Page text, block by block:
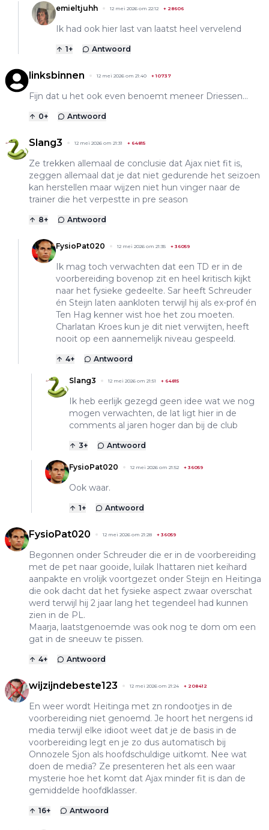
emieltjuhh 12 mei 2026 om 22:12 + 28606
Ik had ook hier last van laatst heel vervelend
1+ Antwoord
linksbinnen 12 mei 2026 om 21:40 +10737
Fijn dat u het ook even benoemt meneer Driessen...
0+ Antwoord
Slang3 12 mei 2026 om 21:31 + 64815
Ze trekken allemaal de conclusie dat Ajax niet fit is,
zeggen allemaal dat je dat niet gedurende het seizoen
kan herstellen maar wijzen niet hun vinger naar de
trainer die het verpestte in pre season
8+ Antwoord
FysioPat020 12 mei 2026 om 21:35 + 36059
Ik mag toch verwachten dat een TD er in de
voorbereiding bovenop zit en heel kritisch kijkt
naar het fysieke gedeelte. Sar heeft Schreuder
én Steijn laten aankloten terwijl hij als ex-prof én
Ten Hag kenner wist hoe het zou moeten.
Charlatan Kroes kun je dit niet verwijten, heeft
nooit op een aannemelijk niveau gespeeld.
4+ Antwoord
Slang3 12 mei 2026 om 21:51 + 64815
Ik heb eerlijk gezegd geen idee wat we nog
mogen verwachten, de lat ligt hier in de
comments al jaren hoger dan bij de club
3+ Antwoord
FysioPat020 12 mei 2026 om 21:52 + 36059
Ook waar.
1+ Antwoord
FysioPat020 12 mei 2026 om 21:28 + 36059
Begonnen onder Schreuder die er in de voorbereiding
met de pet naar gooide, luilak Ihattaren niet keihard
aanpakte en vrolijk voortgezet onder Steijn en Heitinga
die ook dacht dat het fysieke aspect zwaar overschat
werd terwijl hij 2 jaar lang het tegendeel had kunnen
zien in de PL.
Maarja, laatstgenoemde was ook nog te dom om een
gat in de sneeuw te pissen.
4+ Antwoord
wijzijndebeste123 12 mei 2026 om 21:24 + 208412
En weer wordt Heitinga met zn rondootjes in de
voorbereiding niet genoemd. Je hoort het nergens id
media terwijl elke idioot weet dat je de basis in de
voorbereiding legt en je zo dus automatisch bij
Onnozele Sjon als hoofdschuldige uitkomt. Nee wat
doen de media? Ze presenteren het als een waar
mysterie hoe het komt dat Ajax minder fit is dan de
gemiddelde hoofdklasser.
16+ Antwoord